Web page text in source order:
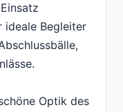
ideale Begleiter
Optik des